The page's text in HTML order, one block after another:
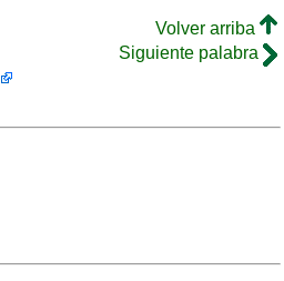
Volver arriba
Siguiente palabra